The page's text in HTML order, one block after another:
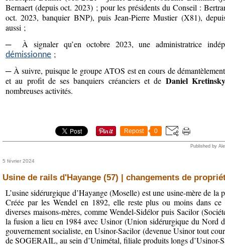
Bernaert (depuis oct. 2023) ; pour les présidents du Conseil :
oct. 2023, banquier BNP), puis Jean-Pierre Mustier (X81),
aussi ;
─ À signaler qu’en octobre 2023, une administratrice
démissionne ;
─ À suivre, puisque le groupe ATOS est en cours de
et au profit de ses banquiers créanciers et de Daniel Kretinsky
nombreuses activités.
Repost 0
Published by
5 février 2024
Usine de rails d'Hayange (57) | changements de
L’usine sidérurgique d’Hayange (Moselle) est une usine-mère de la
Créée par les Wendel en 1892, elle reste plus ou moins dans
diverses maisons-mères, comme Wendel-Sidélor puis Sacilor
la fusion a lieu en 1984 avec Usinor (Union sidérurgique du Nord
gouvernement socialiste, en Usinor-Sacilor (devenue Usinor tout
de SOGERAIL, au sein d’Unimétal, filiale produits longs d’Usinor-